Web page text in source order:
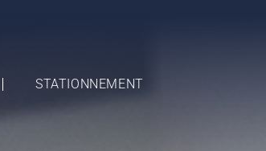
STATIONNEMENT